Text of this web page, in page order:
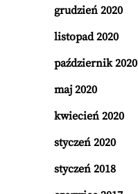
grudzień 2020
listopad 2020
październik 2020
maj 2020
kwiecień 2020
styczeń 2020
styczeń 2018